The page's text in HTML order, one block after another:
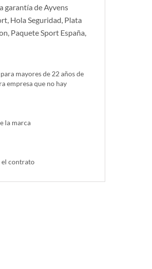
garantía de Ayvens
Hola Seguridad, Plata
Paquete Sport España,
mayores de 22 años de
empresa que no hay
la marca
el contrato